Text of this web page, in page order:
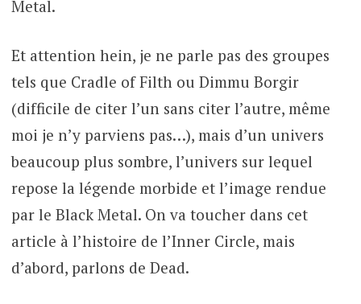
Metal.
Et attention hein, je ne parle pas des groupes
tels que Cradle of Filth ou Dimmu Borgir
(difficile de citer l’un sans citer l’autre, même
moi je n’y parviens pas…), mais d’un univers
beaucoup plus sombre, l’univers sur lequel
repose la légende morbide et l’image rendue
par le Black Metal. On va toucher dans cet
article à l’histoire de l’Inner Circle, mais
d’abord, parlons de Dead.